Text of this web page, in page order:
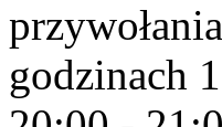
godzinach